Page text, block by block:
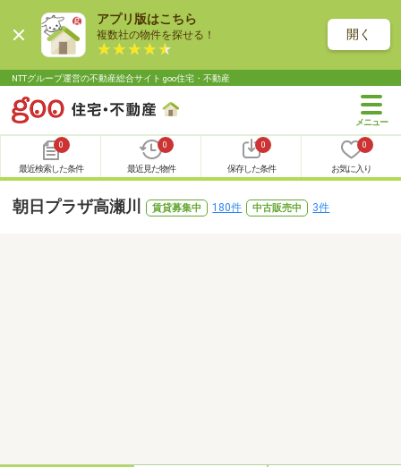
アプリ版はこちら
複数社の物件を探せる！ 開く
NTTグループ運営の不動産総合サイト goo住宅・不動産
0
最近検索した条件
0
最近見た物件
0
保存した条件
0
お気に入り
朝日プラザ高瀬川 賃貸募集中 180件 中古販売中 3件